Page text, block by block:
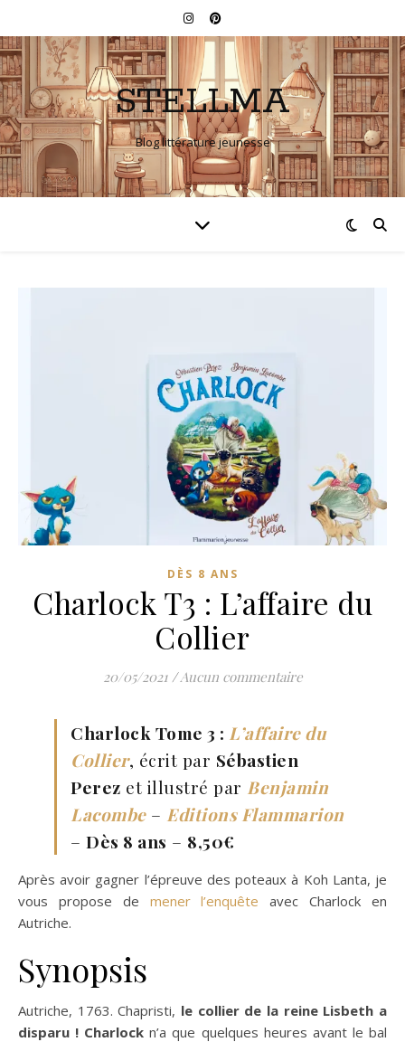
STELLMA
Blog littérature jeunesse
DÈS 8 ANS
Charlock T3 : L’affaire du
Collier
20/05/2021 / Aucun commentaire
Charlock Tome 3 : L’affaire du
Collier, écrit par Sébastien
Perez et illustré par Benjamin
Lacombe– Editions Flammarion
– Dès 8 ans – 8,50€
Après avoir gagner l’épreuve des poteaux à Koh Lanta, je
vous propose de mener l’enquête avec Charlock en
Autriche.
Synopsis
Autriche, 1763. Chapristi, le collier de la reine Lisbeth a
disparu ! Charlock n’a que quelques heures avant le bal